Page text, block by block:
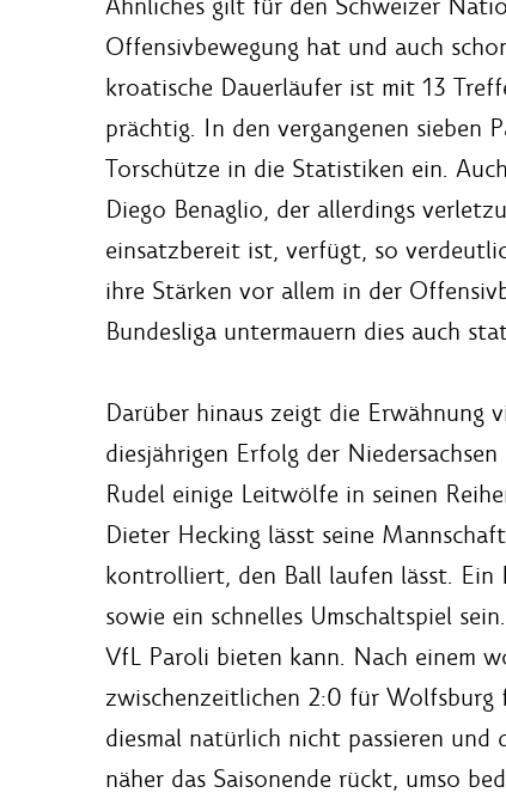
Offensivbewegung hat und auch
kroatische Dauerläufer ist mit 13
prächtig. In den vergangenen sieben
Torschütze in die Statistiken ein.
Diego Benaglio, der allerdings
einsatzbereit ist, verfügt, so
ihre Stärken vor allem in der
Bundesliga untermauern dies auch
Darüber hinaus zeigt die Erwähnung
diesjährigen Erfolg der
Rudel einige Leitwölfe in seinen
Dieter Hecking lässt seine
kontrolliert, den Ball laufen lässt. Ein
sowie ein schnelles Umschaltspiel
VfL Paroli bieten kann. Nach einem
zwischenzeitlichen 2:0 für Wolfsburg
diesmal natürlich nicht passieren und
näher das Saisonende rückt, umso